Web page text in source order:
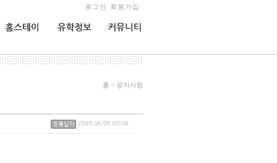
로그인 회원가입
홈 > 공지사항
2009.06.09 00:00